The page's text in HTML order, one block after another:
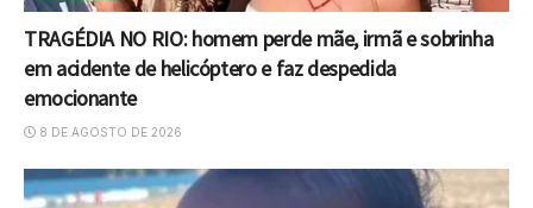
TRAGÉDIA NO RIO: homem perde mãe, irmã e sobrinha
em acidente de helicóptero e faz despedida
emocionante
8 DE AGOSTO DE 2026